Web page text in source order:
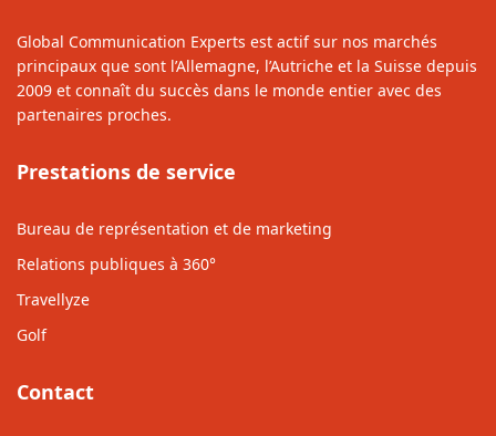
Global Communication Experts est actif sur nos marchés
principaux que sont l’Allemagne, l’Autriche et la Suisse depuis
2009 et connaît du succès dans le monde entier avec des
partenaires proches.
Prestations de service
Bureau de représentation et de marketing
Relations publiques à 360°
Travellyze
Golf
Contact